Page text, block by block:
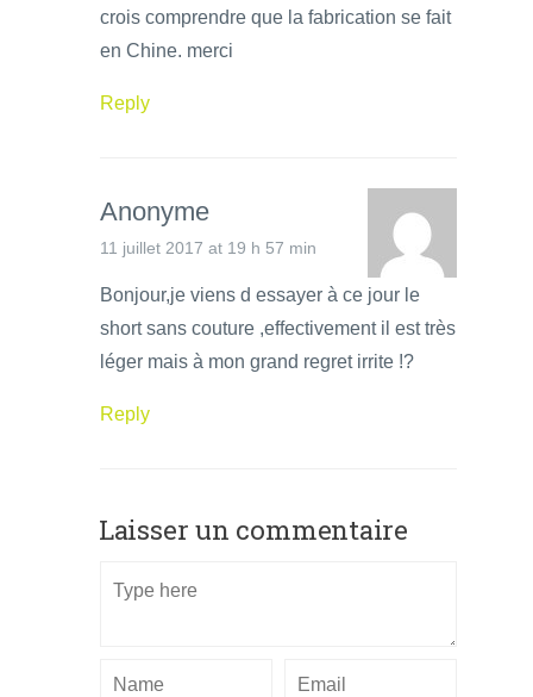
crois comprendre que la fabrication se fait
en Chine. merci
Reply
Anonyme
11 juillet 2017 at 19 h 57 min
Bonjour,je viens d essayer à ce jour le
short sans couture ,effectivement il est très
léger mais à mon grand regret irrite !?
Reply
Laisser un commentaire